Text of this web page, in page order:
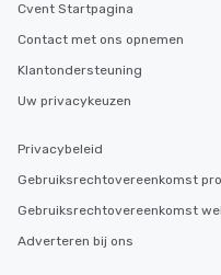
Cvent Startpagina
Contact met ons opnemen
Klantondersteuning
Uw privacykeuzen
Privacybeleid
Gebruiksrechtovereenkomst
Gebruiksrechtovereenkomst
Adverteren bij ons